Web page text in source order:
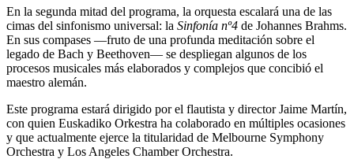
En la segunda mitad del programa, la orquesta escalará una de las
cimas del sinfonismo universal: la Sinfonía nº4 de Johannes Brahms.
En sus compases —fruto de una profunda meditación sobre el
legado de Bach y Beethoven— se despliegan algunos de los
procesos musicales más elaborados y complejos que concibió el
maestro alemán.
Este programa estará dirigido por el flautista y director Jaime Martín,
con quien Euskadiko Orkestra ha colaborado en múltiples ocasiones
y que actualmente ejerce la titularidad de Melbourne Symphony
Orchestra y Los Angeles Chamber Orchestra.